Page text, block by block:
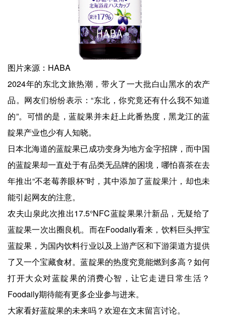
图片来源：HABA
2024年的东北文旅热潮，带火了一大批白山黑水的农产
品。网友们纷纷表示：“东北，你究竟还有什么我不知道
的”。可惜的是，蓝靛果并未赶上此番热度，黑龙江的蓝
靛果产业也少有人知晓。
日本北海道的蓝靛果已成功变身为地方金字招牌，而中国
的蓝靛果却一直处于有品类无品牌的困境，哪怕喜茶在去
年推出“不老莓养眼杯”时，其中添加了蓝靛果汁，却也未
能引起网友的注意。
农夫山泉此次推出17.5°NFC蓝靛果果汁新品，无疑给了
蓝靛果一次出圈良机。而在Foodaily看来，饮料巨头押宝
蓝靛果，为国内饮料行业以及上游产区和下游渠道方提供
了又一个宝藏食材。蓝靛果的热度究竟能燃到多高？如何
打开大众对蓝靛果的消费心智，让它走进日常生活？
Foodaily期待能有更多企业参与进来。
大家看好蓝靛果的未来吗？欢迎在文末留言讨论。